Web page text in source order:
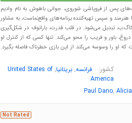
در بحبوحه آشوب‌های پس از فروپاشی شوروی، جوانی باهوش به نام وادیم
و سپس تهیه‌کننده برنامه‌های واقع‌نماست، به مشاور
کاگ‌ب، تبدیل می‌شود. در قلب قدرت، بارانوف در شکل‌گیری
باور و فریب را محو می‌کند. تنها کسی که از کنترل او
او را وسوسه می‌کند از این بازی خطرناک فاصله بگیرد.
کشور: فرانسه, بریتانیا,
United States of
America
Paul Dano,
Not Rated